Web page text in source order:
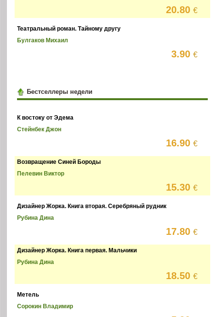
20.80€
Театральный роман. Тайному другу
Булгаков Михаил
3.90€
Бестселлеры недели
К востоку от Эдема
Стейнбек Джон
16.90€
Возвращение Синей Бороды
Пелевин Виктор
15.30€
Дизайнер Жорка. Книга вторая. Серебряный рудник
Рубина Дина
17.80€
Дизайнер Жорка. Книга первая. Мальчики
Рубина Дина
18.50€
Метель
Сорокин Владимир